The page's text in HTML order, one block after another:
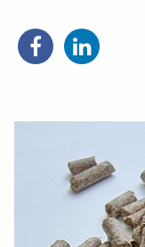
Del
på
Del
på